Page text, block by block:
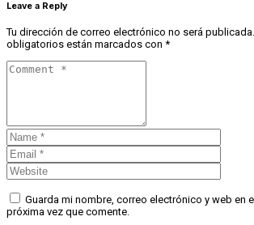
Leave a Reply
Tu dirección de correo electrónico no será publicada.
obligatorios están marcados con *
Guarda mi nombre, correo electrónico y web en
próxima vez que comente.